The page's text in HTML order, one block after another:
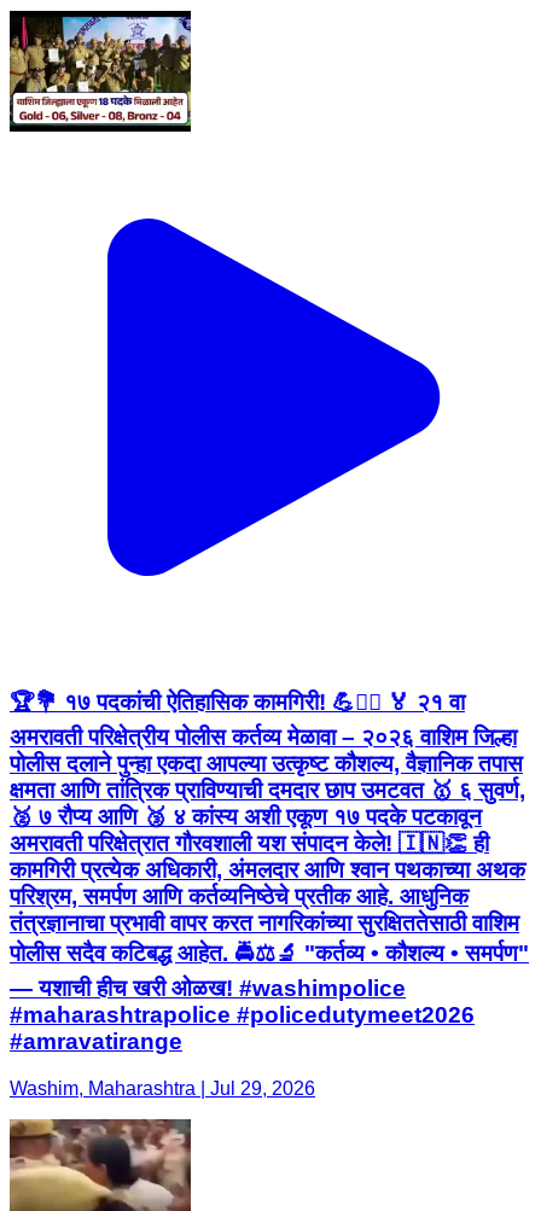
🏆💐 १७ पदकांची ऐतिहासिक कामगिरी! 💪👮‍♂️ 🏅 २१ वा
अमरावती परिक्षेत्रीय पोलीस कर्तव्य मेळावा – २०२६ वाशिम जिल्हा
पोलीस दलाने पुन्हा एकदा आपल्या उत्कृष्ट कौशल्य, वैज्ञानिक तपास
क्षमता आणि तांत्रिक प्राविण्याची दमदार छाप उमटवत 🥇 ६ सुवर्ण,
🥈 ७ रौप्य आणि 🥉 ४ कांस्य अशी एकूण १७ पदके पटकावून
अमरावती परिक्षेत्रात गौरवशाली यश संपादन केले! 🇮🇳👏 ही
कामगिरी प्रत्येक अधिकारी, अंमलदार आणि श्वान पथकाच्या अथक
परिश्रम, समर्पण आणि कर्तव्यनिष्ठेचे प्रतीक आहे. आधुनिक
तंत्रज्ञानाचा प्रभावी वापर करत नागरिकांच्या सुरक्षिततेसाठी वाशिम
पोलीस सदैव कटिबद्ध आहेत. 🚔⚖️🔬 "कर्तव्य • कौशल्य • समर्पण"
— यशाची हीच खरी ओळख! #washimpolice
#maharashtrapolice #policedutymeet2026
#amravatirange
Washim, Maharashtra | Jul 29, 2026